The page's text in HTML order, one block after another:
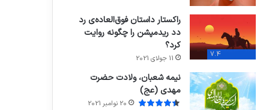
7.4
راکستار داستان فوق‌العاده‌ی رد
دد ریدمپشن را چگونه روایت
کرد؟
11 جولای 2021
نیمه شعبان، ولادت حضرت
مهدی (عج)
20 نوامبر 2021